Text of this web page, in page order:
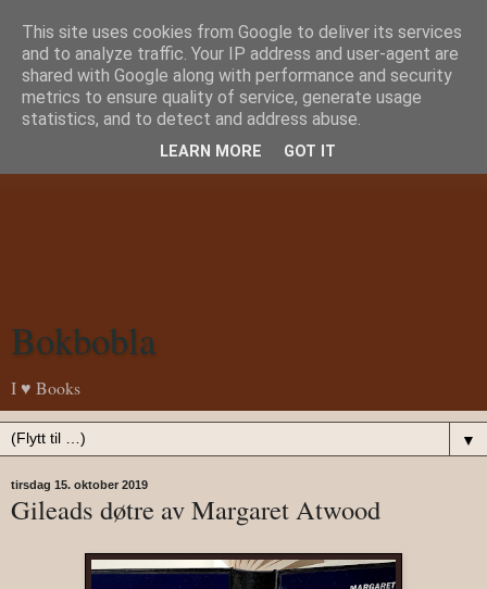
Bokbobla
I ♥ Books
▼
tirsdag 15. oktober 2019
Gileads døtre av Margaret Atwood
This site uses cookies from Google to deliver its services
and to analyze traffic. Your IP address and user-agent are
shared with Google along with performance and security
metrics to ensure quality of service, generate usage
statistics, and to detect and address abuse.
LEARN MORE GOT IT